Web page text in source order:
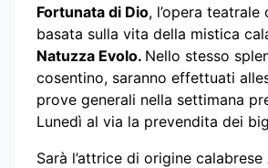
Fortunata di Dio, l’opera teatrale
basata sulla vita della mistica
Natuzza Evolo. Nello stesso
cosentino, saranno effettuati
prove generali nella settimana
Lunedì al via la prevendita dei
Sarà l’attrice di origine calabrese